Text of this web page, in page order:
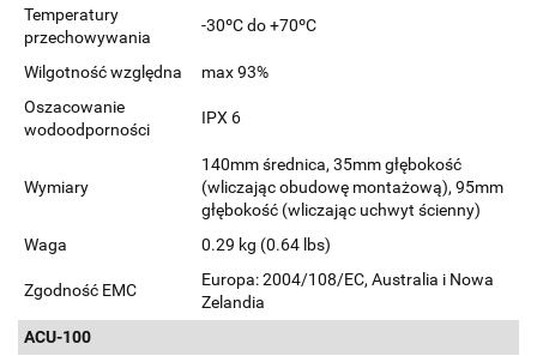
Temperatury
przechowywania
-30ºC do +70ºC
Wilgotność względna
max 93%
Oszacowanie
wodoodporności
IPX 6
Wymiary
140mm średnica, 35mm głębokość
(wliczając obudowę montażową), 95mm
głębokość (wliczając uchwyt ścienny)
Waga
0.29 kg (0.64 lbs)
Zgodność EMC
Europa: 2004/108/EC, Australia i Nowa
Zelandia
ACU-100